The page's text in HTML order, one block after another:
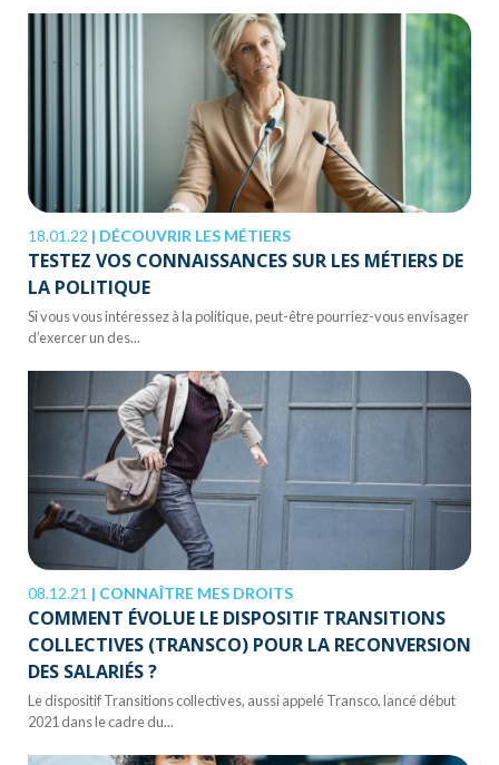
18.01.22 | DÉCOUVRIR LES MÉTIERS
TESTEZ VOS CONNAISSANCES SUR LES MÉTIERS DE
LA POLITIQUE
Si vous vous intéressez à la politique, peut-être pourriez-vous envisager
d’exercer un des...
08.12.21 | CONNAÎTRE MES DROITS
COMMENT ÉVOLUE LE DISPOSITIF TRANSITIONS
COLLECTIVES (TRANSCO) POUR LA RECONVERSION
DES SALARIÉS ?
Le dispositif Transitions collectives, aussi appelé Transco, lancé début
2021 dans le cadre du...